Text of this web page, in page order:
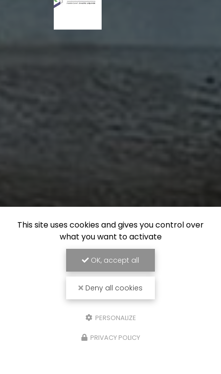
This site uses cookies and gives you control over
what you want to activate
OK, accept all
Deny all cookies
PERSONALIZE
PRIVACY POLICY